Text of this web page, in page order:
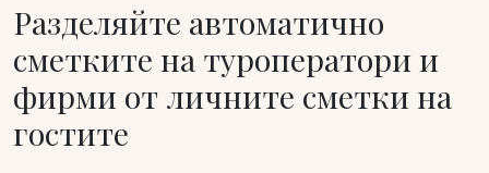
Разделяйте автоматично
сметките на туроператори и
фирми от личните сметки на
гостите